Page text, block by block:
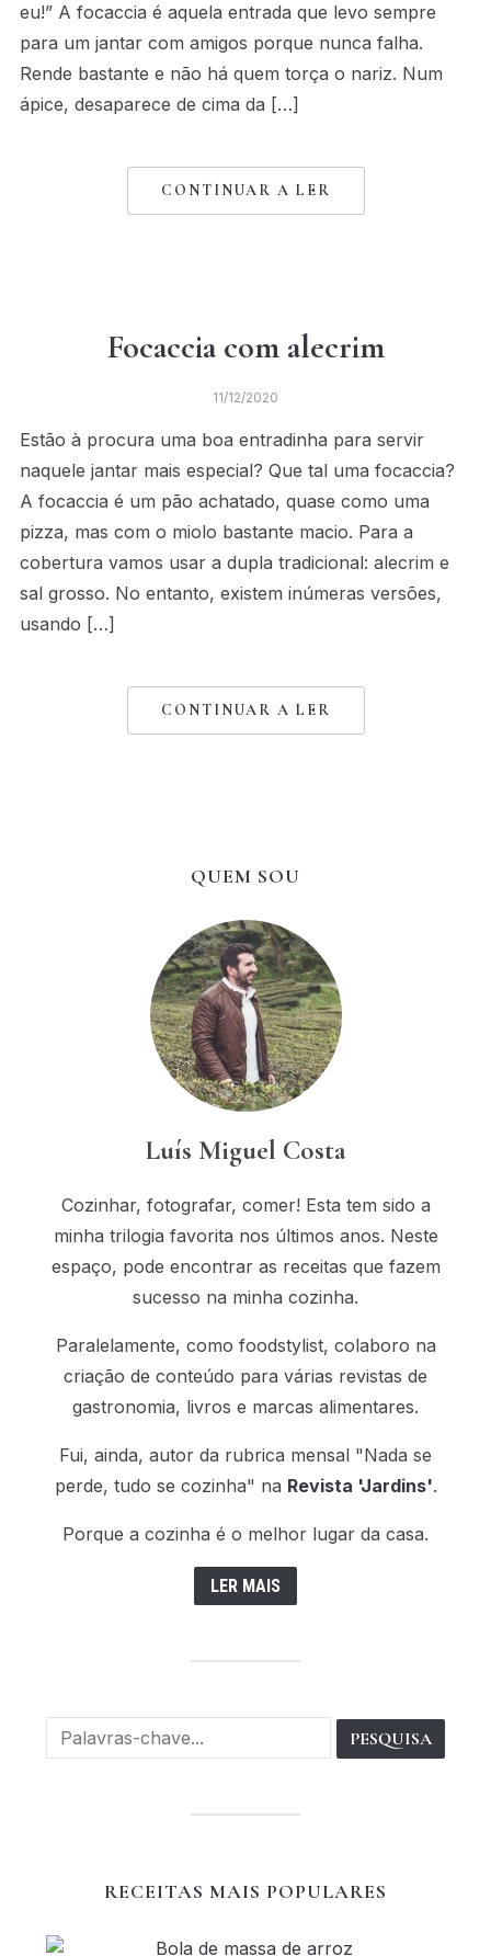
eu!” A focaccia é aquela entrada que levo sempre
para um jantar com amigos porque nunca falha.
Rende bastante e não há quem torça o nariz. Num
ápice, desaparece de cima da […]
CONTINUAR A LER
Focaccia com alecrim
11/12/2020
Estão à procura uma boa entradinha para servir
naquele jantar mais especial? Que tal uma focaccia?
A focaccia é um pão achatado, quase como uma
pizza, mas com o miolo bastante macio. Para a
cobertura vamos usar a dupla tradicional: alecrim e
sal grosso. No entanto, existem inúmeras versões,
usando […]
CONTINUAR A LER
QUEM SOU
Luís Miguel Costa
Cozinhar, fotografar, comer! Esta tem sido a
minha trilogia favorita nos últimos anos. Neste
espaço, pode encontrar as receitas que fazem
sucesso na minha cozinha.
Paralelamente, como foodstylist, colaboro na
criação de conteúdo para várias revistas de
gastronomia, livros e marcas alimentares.
Fui, ainda, autor da rubrica mensal "Nada se
perde, tudo se cozinha" na Revista 'Jardins'.
Porque a cozinha é o melhor lugar da casa.
LER MAIS
RECEITAS MAIS POPULARES